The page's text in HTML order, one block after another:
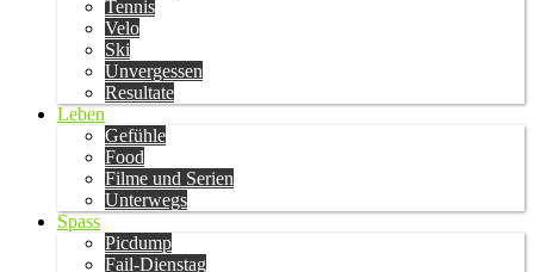
Tennis
Velo
Ski
Unvergessen
Resultate
Leben
Gefühle
Food
Filme und Serien
Unterwegs
Spass
Picdump
Fail-Dienstag